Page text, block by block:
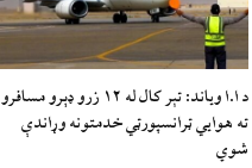
د ا.ا وياند: تېر کال له ۱۲ زرو ډېرو مسافرو
ته هوايي ټرانسپورټي خدمتونه وړاندې
شوي